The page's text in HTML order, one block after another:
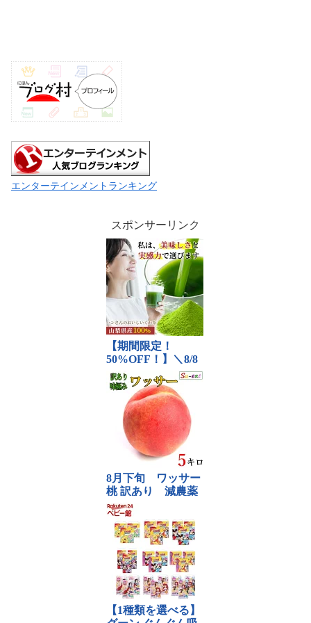
エンターテインメントランキング
スポンサーリンク